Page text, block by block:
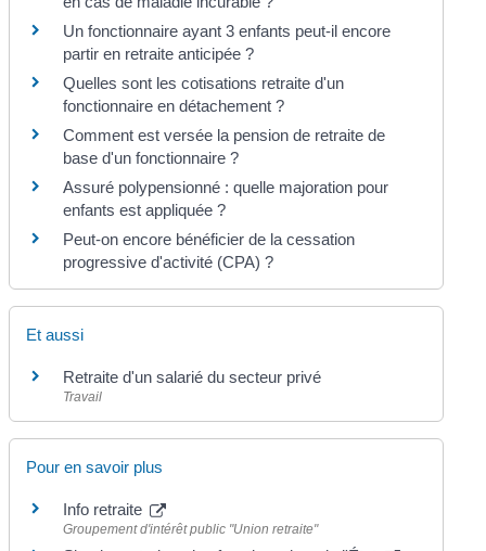
Un fonctionnaire ayant 3 enfants peut-il encore
partir en retraite anticipée ?
Quelles sont les cotisations retraite d'un
fonctionnaire en détachement ?
Comment est versée la pension de retraite de
base d'un fonctionnaire ?
Assuré polypensionné : quelle majoration pour
enfants est appliquée ?
Peut-on encore bénéficier de la cessation
progressive d'activité (CPA) ?
Et aussi
Retraite d'un salarié du secteur privé
Travail
Pour en savoir plus
Info retraite
Groupement d'intérêt public "Union retraite"